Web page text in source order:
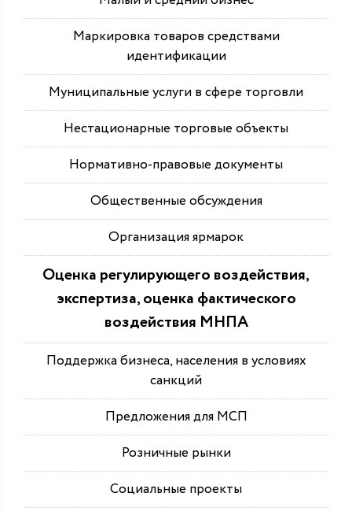
Маркировка товаров средствами
идентификации
Муниципальные услуги в сфере торговли
Нестационарные торговые объекты
Нормативно-правовые документы
Общественные обсуждения
Организация ярмарок
Оценка регулирующего воздействия,
экспертиза, оценка фактического
воздействия МНПА
Поддержка бизнеса, населения в условиях
санкций
Предложения для МСП
Розничные рынки
Социальные проекты